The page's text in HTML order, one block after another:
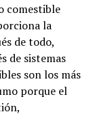
comestible
la
de todo,
de sistemas
son los más
porque el